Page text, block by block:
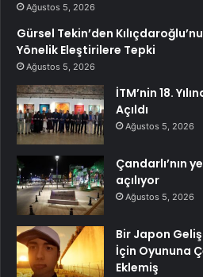
Ağustos 5, 2026
Gürsel Tekin’den
Yönelik Eleştirilere Tepki
Ağustos 5, 2026
İTM’nin 18.
Açıldı
Ağustos 5, 2026
Çandarlı’nın
açılıyor
Ağustos 5, 2026
Bir Japon
İçin Oyununa
Eklemiş